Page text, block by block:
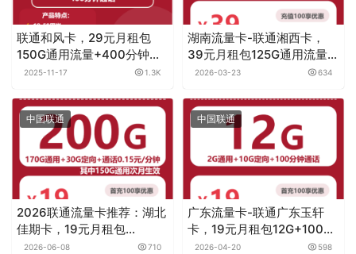
联通和风卡，29元月租包
150G通用流量+400分钟通
话2025-11-17 1.3K
湖南流量卡-联通湘西卡，
39元月租包125G通用流量
+30G定向流量+通话0.15元
2026-03-23 634
中国联通
2026联通流量卡推荐：湖北
佳期卡，19元月租包
200G+0.15元月租/分钟
2026-06-08 710
中国联通
广东流量卡-联通广东玉轩
卡，19元月租包12G+100分
钟2026-04-20 598